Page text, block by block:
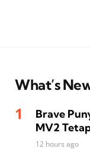
What’s
Brave
MV2
12 hours ago